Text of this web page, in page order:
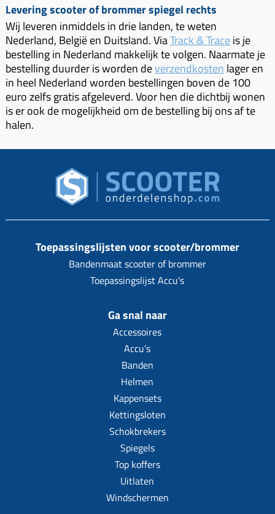
Levering scooter of brommer spiegel rechts
Wij leveren inmiddels in drie landen, te weten
Nederland, België en Duitsland. ViaTrack & Traceis je
bestelling in Nederland makkelijk te volgen. Naarmate je
bestelling duurder is worden deverzendkosten lager en
in heel Nederland worden bestellingen boven de 100
euro zelfs gratis afgeleverd. Voor hen die dichtbij wonen
is er ook de mogelijkheid om de bestelling bij ons af te
halen.
Toepassingslijsten voor scooter/brommer
Bandenmaat scooter of brommer
Toepassingslijst Accu's
Ga snal naar
Accessoires
Accu's
Banden
Helmen
Kappensets
Kettingsloten
Schokbrekers
Spiegels
Top koffers
Uitlaten
Windschermen